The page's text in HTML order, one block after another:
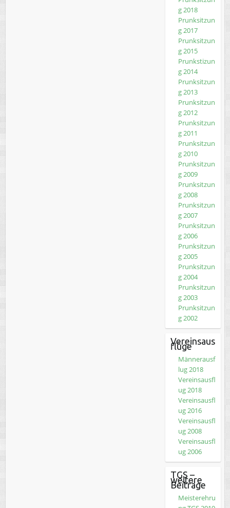
g 2018
Prunksitzun
g 2017
Prunksitzun
g 2015
Prunkstizun
g 2014
Prunksitzun
g 2013
Prunksitzun
g 2012
Prunksitzun
g 2011
Prunksitzun
g 2010
Prunksitzun
g 2009
Prunksitzun
g 2008
Prunksitzun
g 2007
Prunksitzun
g 2006
Prunksitzun
g 2005
Prunksitzun
g 2004
Prunksitzun
g 2003
Prunksitzun
g 2002
Vereinsaus
flüge
Männerausf
lug 2018
Vereinsausfl
ug 2018
Vereinsausfl
ug 2016
Vereinsausfl
ug 2008
Vereinsausfl
ug 2006
TGS –
weitere
Beiträge
Meisterehru